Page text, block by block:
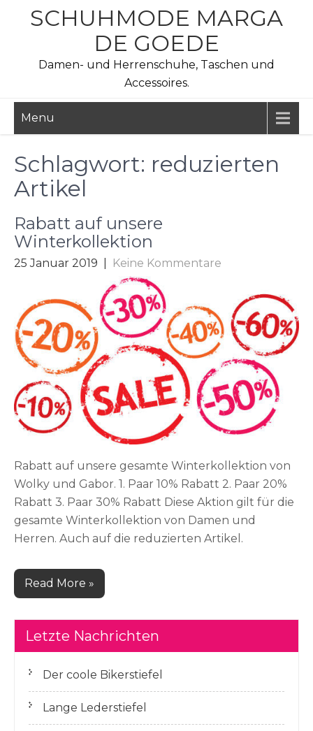
SCHUHMODE MARGA
DE GOEDE
Damen- und Herrenschuhe, Taschen und
Accessoires.
Menu
Schlagwort: reduzierten
Artikel
Rabatt auf unsere
Winterkollektion
25 Januar 2019 Keine Kommentare
Rabatt auf unsere gesamte Winterkollektion von
Wolky und Gabor. 1. Paar 10% Rabatt 2. Paar 20%
Rabatt 3. Paar 30% Rabatt Diese Aktion gilt für die
gesamte Winterkollektion von Damen und
Herren. Auch auf die reduzierten Artikel.
Read More »
Letzte Nachrichten
Der coole Bikerstiefel
Lange Lederstiefel